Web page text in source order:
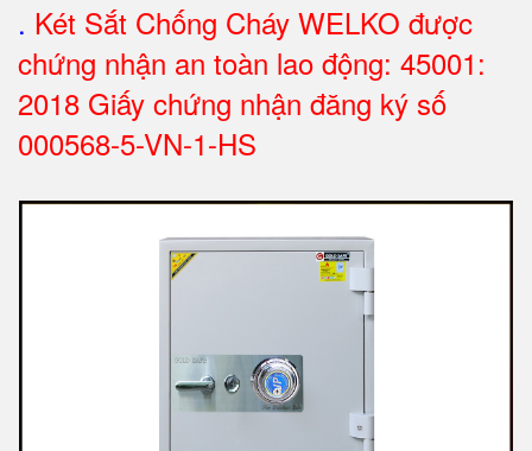
. Két Sắt Chống Cháy WELKO được
chứng nhận an toàn lao động: 45001:
2018 Giấy chứng nhận đăng ký số
000568-5-VN-1-HS